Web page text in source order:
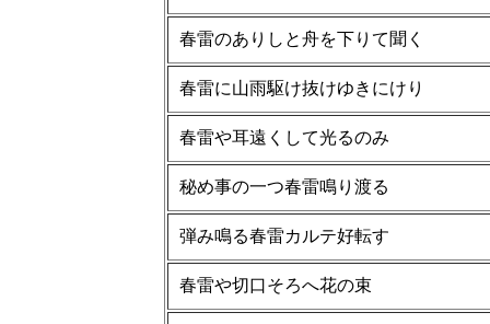
春雷のありしと舟を下りて聞く
春雷に山雨駆け抜けゆきにけり
春雷や耳遠くして光るのみ
秘め事の一つ春雷鳴り渡る
弾み鳴る春雷カルテ好転す
春雷や切口そろへ花の束